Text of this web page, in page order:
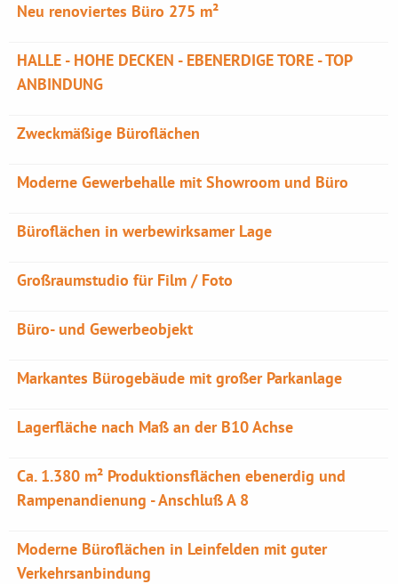
Neu renoviertes Büro 275 m²
HALLE - HOHE DECKEN - EBENERDIGE TORE - TOP
ANBINDUNG
Zweckmäßige Büroflächen
Moderne Gewerbehalle mit Showroom und Büro
Büroflächen in werbewirksamer Lage
Großraumstudio für Film / Foto
Büro- und Gewerbeobjekt
Markantes Bürogebäude mit großer Parkanlage
Lagerfläche nach Maß an der B10 Achse
Ca. 1.380 m² Produktionsflächen ebenerdig und
Rampenandienung - Anschluß A 8
Moderne Büroflächen in Leinfelden mit guter
Verkehrsanbindung